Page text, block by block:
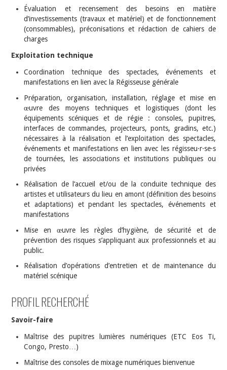
Évaluation et recensement des besoins en matière
d’investissements (travaux et matériel) et de fonctionnement
(consommables), préconisations et rédaction de cahiers de
charges
Exploitation technique
Coordination technique des spectacles, événements et
manifestations en lien avec la Régisseuse générale
Préparation, organisation, installation, réglage et mise en
œuvre des moyens techniques et logistiques (dont les
équipements scéniques et de régie : consoles, pupitres,
interfaces de commandes, projecteurs, ponts, gradins, etc.)
nécessaires à la réalisation et l’exploitation des spectacles,
événements et manifestations en lien avec les régisseu·r·se·s
de tournées, les associations et institutions publiques ou
privées
Réalisation de l’accueil et/ou de la conduite technique des
artistes et utilisateurs du lieu en amont (définition des besoins
et adaptations) et pendant les spectacles, événements et
manifestations
Mise en œuvre les règles d’hygiène, de sécurité et de
prévention des risques s’appliquant aux professionnels et au
public.
Réalisation d’opérations d’entretien et de maintenance du
matériel scénique
PROFIL RECHERCHÉ
Savoir-faire
Maîtrise des pupitres lumières numériques (ETC Eos Ti,
Congo, Presto…)
Maîtrise des consoles de mixage numériques bienvenue